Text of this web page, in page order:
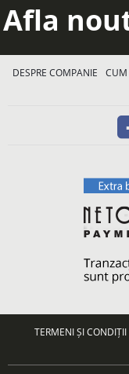
Afla
DESPRE COMPANIE CUM
TERMENI ȘI CONDIȚII